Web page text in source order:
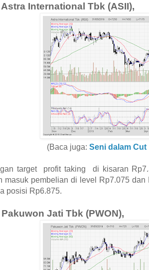
Astra International Tbk (ASII),
(Baca juga: Seni dalam
target profit taking di kisaran
masuk pembelian di level Rp7.075
posisi Rp6.875.
Pakuwon Jati Tbk (PWON),